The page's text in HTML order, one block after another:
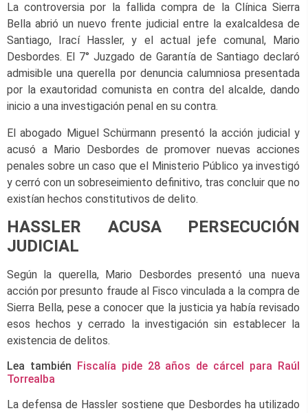
La controversia por la fallida compra de la Clínica Sierra
Bella abrió un nuevo frente judicial entre la exalcaldesa de
Santiago, Irací Hassler, y el actual jefe comunal, Mario
Desbordes. El 7° Juzgado de Garantía de Santiago declaró
admisible una querella por denuncia calumniosa presentada
por la exautoridad comunista en contra del alcalde, dando
inicio a una investigación penal en su contra.
El abogado Miguel Schürmann presentó la acción judicial y
acusó a Mario Desbordes de promover nuevas acciones
penales sobre un caso que el Ministerio Público ya investigó
y cerró con un sobreseimiento definitivo, tras concluir que no
existían hechos constitutivos de delito.
HASSLER ACUSA PERSECUCIÓN
JUDICIAL
Según la querella, Mario Desbordes presentó una nueva
acción por presunto fraude al Fisco vinculada a la compra de
Sierra Bella, pese a conocer que la justicia ya había revisado
esos hechos y cerrado la investigación sin establecer la
existencia de delitos.
Lea también Fiscalía pide 28 años de cárcel para Raúl
Torrealba
La defensa de Hassler sostiene que Desbordes ha utilizado